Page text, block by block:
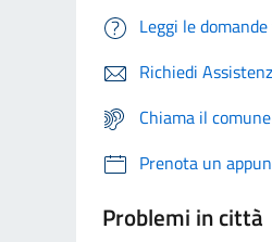
Leggi le
Richiedi
Chiama il
Prenota un
Problemi in città